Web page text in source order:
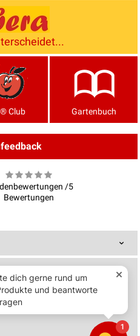
Club Gartenbuch
/5
Bewertungen